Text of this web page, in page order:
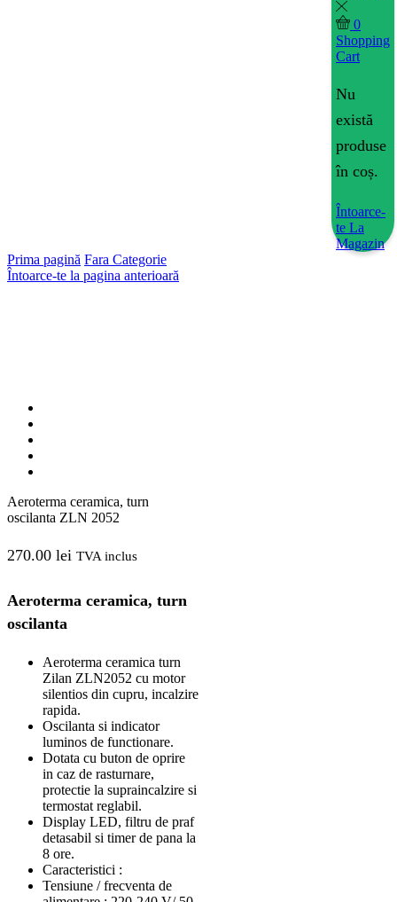
0
Shopping
Cart
Nu
există
produse
în coș.
Întoarce-
te La
Magazin
Prima pagină Fara Categorie
Întoarce-te la pagina anterioară
Aeroterma ceramica, turn
oscilanta ZLN 2052
270.00 lei TVA inclus
Aeroterma ceramica, turn
oscilanta
Aeroterma ceramica turn
Zilan ZLN2052 cu motor
silentios din cupru, incalzire
rapida.
Oscilanta si indicator
luminos de functionare.
Dotata cu buton de oprire
in caz de rasturnare,
protectie la supraincalzire si
termostat reglabil.
Display LED, filtru de praf
detasabil si timer de pana la
8 ore.
Caracteristici :
Tensiune / frecventa de